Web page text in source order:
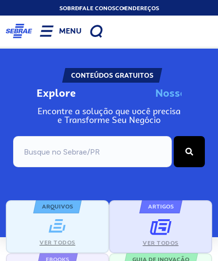
SOBREFALE CONOSCOENDEREÇOS
MENU
CONTEÚDOS GRATUITOS
Explore No
Encontre a solução que você precisa
e Transforme Seu Negócio
ARQUIVOS
VER TODOS
ARTIGOS
VER TODOS
EBOOKS GUIA DE INOVAÇÃO